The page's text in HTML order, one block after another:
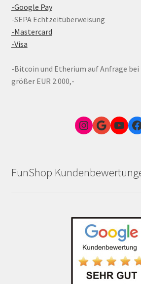
-Google Pay
-SEPA Echtzeitüberweisung
-Mastercard
-Visa
-Bitcoin und Etherium auf Anfrage
größer EUR 2.000,-
Instagram
Google Link zum FunShop Wien
FunShop